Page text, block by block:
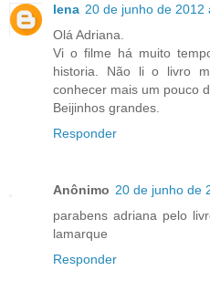
lena 20 de junho de 2012
Olá Adriana.
Vi o filme há muito
historia. Não li o livro
conhecer mais um pouco
Beijinhos grandes.
Responder
Anônimo 20 de junho de
parabens adriana pelo
lamarque
Responder